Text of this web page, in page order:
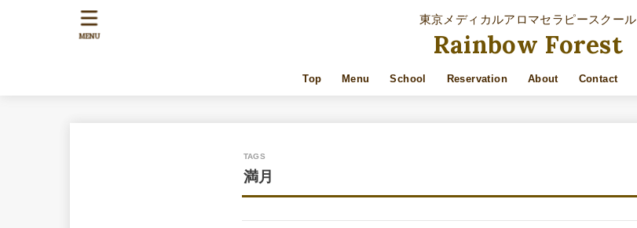
東京メディカルアロマセラピースクール
Rainbow Forest
Top Menu School Reservation About Contact
MENU
満月